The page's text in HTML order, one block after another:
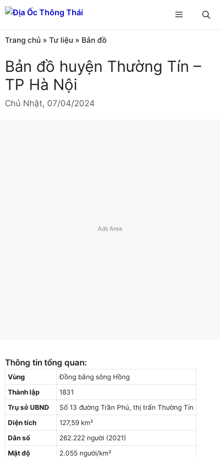
Chuyển
đến
nội
dung
Menu
Trang chủ » Tư liệu » Bản đồ
Bản đồ huyện Thường Tín –
TP Hà Nội
Chủ Nhật, 07/04/2024
Thông tin tổng quan:
Vùng
Đồng bằng sông Hồng
Thành lập
1831
Trụ sở UBND
Số 13 đường Trần Phú, thị trấn Thường Tín
Diện tích
127,59 km²
Dân số
262.222 người (2021)
Mật độ
2.055 người/km²